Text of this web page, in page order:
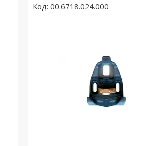
00.6718.024.000